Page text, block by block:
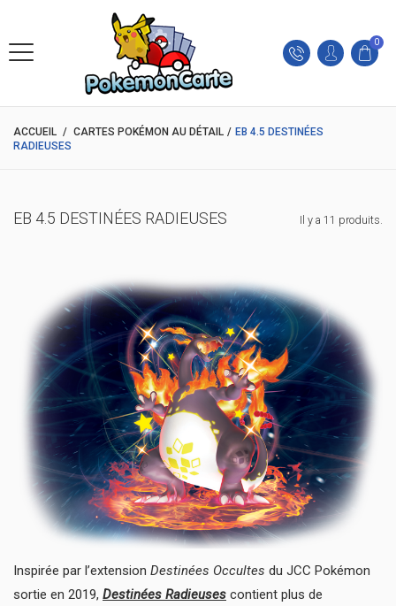
0
ACCUEIL / CARTES POKÉMON AU DÉTAIL / EB 4.5 DESTINÉES
RADIEUSES
EB 4.5 DESTINÉES RADIEUSES Il y a 11 produits.
Inspirée par l’extension Destinées Occultes du JCC Pokémon
sortie en 2019, Destinées Radieuses contient plus de